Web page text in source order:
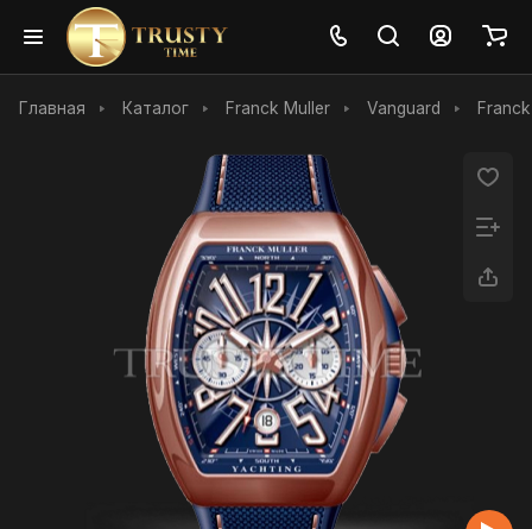
Главная Каталог Franck Muller Vanguard